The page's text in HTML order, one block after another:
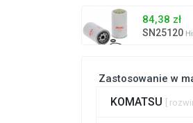
84,38 zł
SN25120
Zastosowanie w
KOMATSU [